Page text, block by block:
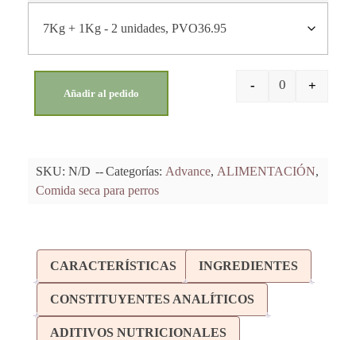
- +
Añadir al pedido
SKU: N/D Categorías: Advance, ALIMENTACIÓN,
Comida seca para perros
CARACTERÍSTICAS INGREDIENTES
CONSTITUYENTES ANALÍTICOS
ADITIVOS NUTRICIONALES